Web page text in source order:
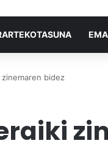
bidez